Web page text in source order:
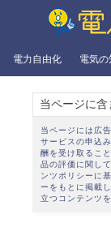
電力自由化 電気の
当ページに
当ページには広
サービスの申込
酬を受け取るこ
品の評価に関し
ンツポリシー に
ーをもとに掲載
立つコンテンツ